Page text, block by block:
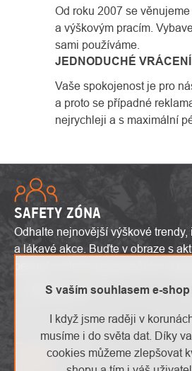
S vaším souhlasem e-
I když jsme raději v
musíme i do světa dat. Díky
cookies můžeme zlepšovat
Od roku 2007 se
a výškovým pracím.
sami používáme.
JEDNODUCHÉ
Vaše spokojenost je pro
a proto se případné
nejrychleji a s maximální
SAFETY ZÓNA
Odhalte nejnovější výškové
a lákavé akce. Buďte v obraze s
To mě zajímá